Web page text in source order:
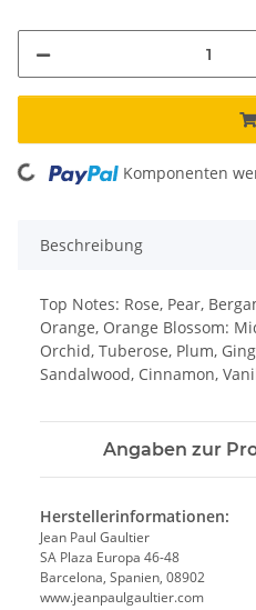
Komponenten
Beschreibung
Top Notes: Rose, Pear,
Orange, Orange Blossom:
Orchid, Tuberose, Plum,
Sandalwood, Cinnamon,
Angaben zur
Herstellerinformationen:
Jean Paul Gaultier
SA Plaza Europa 46-48
Barcelona, Spanien, 08902
www.jeanpaulgaultier.com